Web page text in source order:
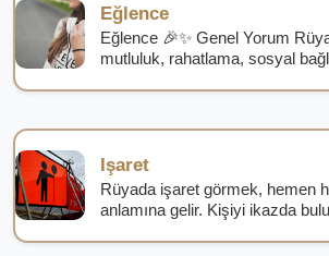
Eğlence
Eğlence 🎉✨ Genel Yorum
mutluluk, rahatlama, sosyal
Işaret
Rüyada işaret görmek, hemen
anlamına gelir. Kişiyi ikazda